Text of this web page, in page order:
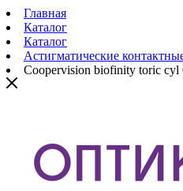
Главная
Каталог
Каталог
Астигматические
Coopervision biofinity toric cyl